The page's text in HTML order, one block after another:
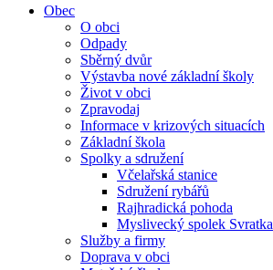
Obec
O obci
Odpady
Sběrný dvůr
Výstavba nové základní školy
Život v obci
Zpravodaj
Informace v krizových situacích
Základní škola
Spolky a sdružení
Včelařská stanice
Sdružení rybářů
Rajhradická pohoda
Myslivecký spolek Svratka
Služby a firmy
Doprava v obci